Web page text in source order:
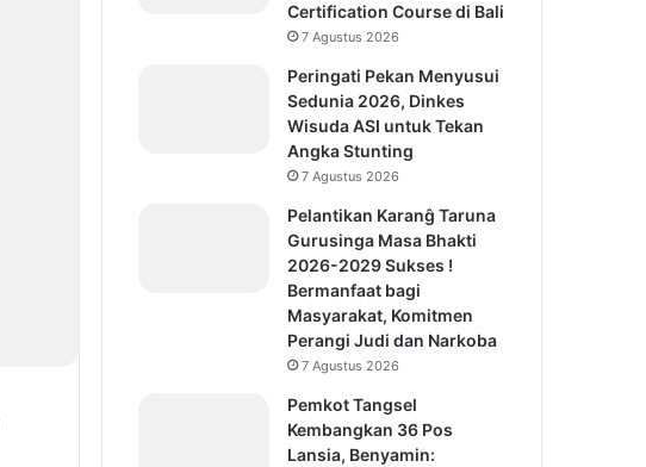
Certification Course di Bali
7 Agustus 2026
Peringati Pekan Menyusui
Sedunia 2026, Dinkes
Wisuda ASI untuk Tekan
Angka Stunting
7 Agustus 2026
Pelantikan Karanĝ Taruna
Gurusinga Masa Bhakti
2026-2029 Sukses !
Bermanfaat bagi
Masyarakat, Komitmen
Perangi Judi dan Narkoba
7 Agustus 2026
Pemkot Tangsel
Kembangkan 36 Pos
Lansia, Benyamin: